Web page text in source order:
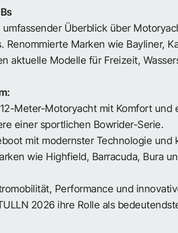
Überblick über
Renommierte Marken wie Bayliner,
aktuelle Modelle für Freizeit,
Meter-Motoryacht mit Komfort und
einer sportlichen Bowrider-Serie.
mit modernster Technologie und
wie Highfield, Barracuda, Bura
Performance und
2026 ihre Rolle als